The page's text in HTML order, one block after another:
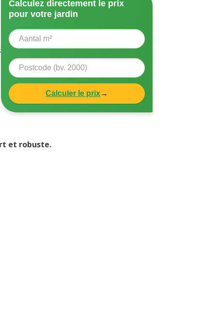
Calculez directement le prix
pour votre jardin
Calculer le prix→
et robuste.